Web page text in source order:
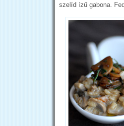
szelíd ízű gabona.